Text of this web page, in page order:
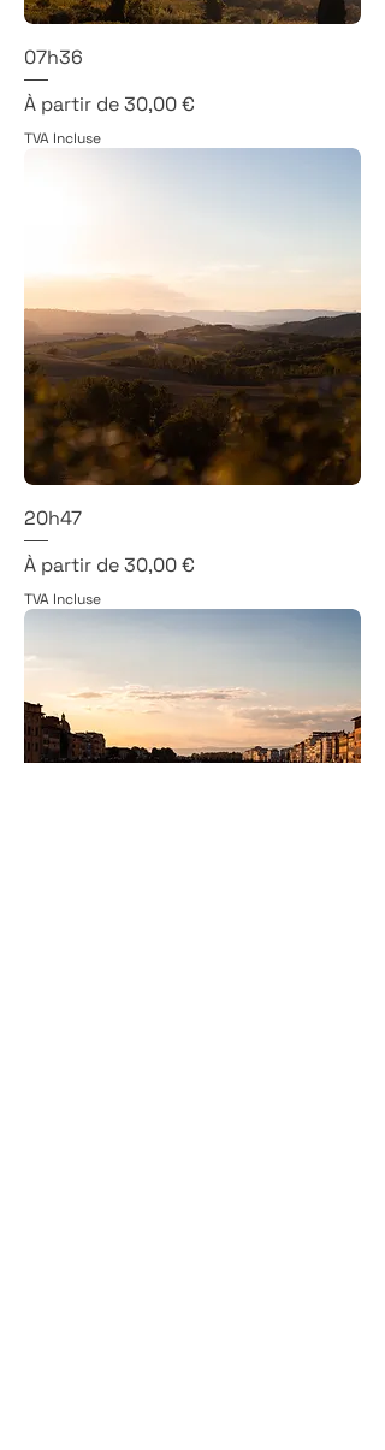
07h36
À partir de30,00 €
Prix promotionnel
TVA Incluse
20h47
À partir de30,00 €
Prix promotionnel
TVA Incluse